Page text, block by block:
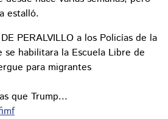
estalló.
PERALVILLO a los Policías de la
se habilitara la Escuela Libre de
para migrantes
que Trump...